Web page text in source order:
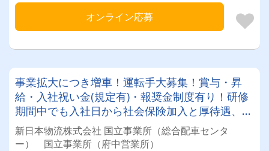
オンライン応募
事業拡大につき増車！運転手大募集！賞与・昇
給・入社祝い金(規定有)・報奨金制度有り！研修
期間中でも入社日から社会保険加入と厚待遇、充
実の福利厚生！
新日本物流株式会社 国立事業所（総合配車センタ
ー） 国立事業所（府中営業所）